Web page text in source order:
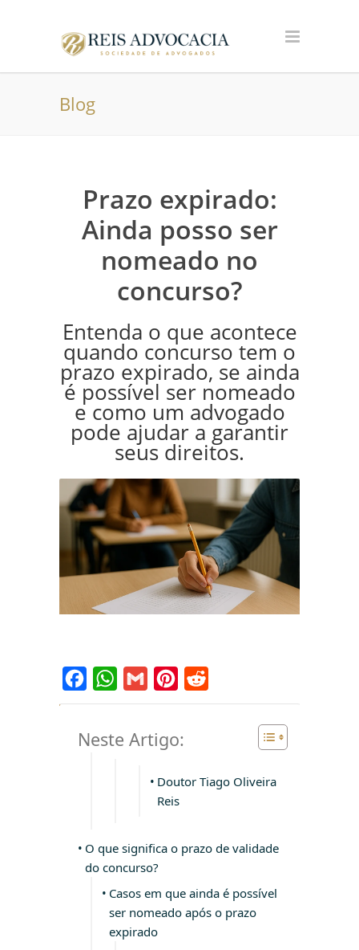
Blog
Prazo expirado:
Ainda posso ser
nomeado no
concurso?
Entenda o que acontece
quando concurso tem o
prazo expirado, se ainda
é possível ser nomeado
e como um advogado
pode ajudar a garantir
seus direitos.
FacebookWhatsApp
GmailPinterest
Reddit
Neste Artigo:
Doutor Tiago Oliveira
Reis
O que significa o prazo de validade
do concurso?
Casos em que ainda é possível
ser nomeado após o prazo
expirado